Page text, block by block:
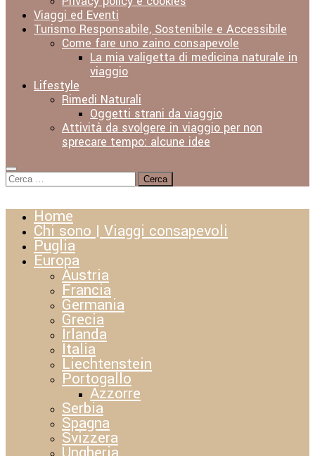
Viaggi ed Eventi
Turismo Responsabile, Sostenibile e Accessibile
Come fare uno zaino consapevole
La mia valigetta di medicina naturale in
viaggio
Lifestyle
Rimedi Naturali
Oggetti strani da viaggio
Attività da svolgere in viaggio per non
sprecare tempo: alcune idee
Ricerca
per:
Home
Chi sono | Viaggi consapevoli
Puglia
Europa
Austria
Francia
Germania
Grecia
Irlanda
Italia
Liechtenstein
Portogallo
Azzorre
Serbia
Spagna
Svizzera